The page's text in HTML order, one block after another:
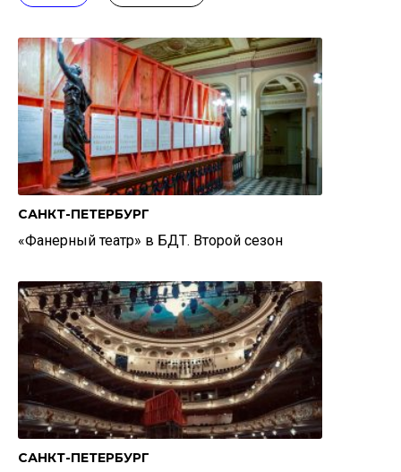
САНКТ-ПЕТЕРБУРГ
«Фанерный театр» в БДТ. Второй сезон
САНКТ-ПЕТЕРБУРГ